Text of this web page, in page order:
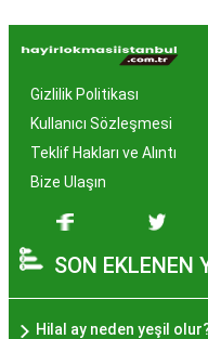
Hayır
Neden
İstanbul, tarih ve
şehir olmasıyla
zenginleşmiştir.
hazırlanan ve
izler bırakan bir
olmasının
cezbetmesi ve
Gizlilik Politikası
Kullanıcı Sözleşmesi
Teklif Hakları ve Alıntı
Bize Ulaşın
SON EKLENEN
Hilal ay neden yeşil